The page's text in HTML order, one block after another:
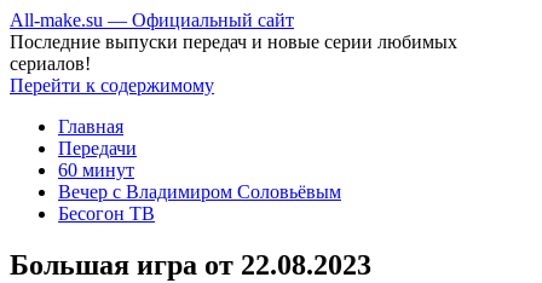
All-make.su — Официальный сайт
Последние выпуски передач и новые серии любимых
сериалов!
Перейти к содержимому
Главная
Передачи
60 минут
Вечер с Владимиром Соловьёвым
Бесогон ТВ
Большая игра от 22.08.2023